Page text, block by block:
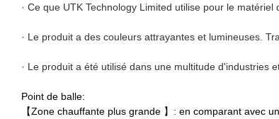
· Ce que UTK Technology Limited utilise pour le
· Le produit a des couleurs attrayantes et lumineuses.
· Le produit a été utilisé dans une multitude d'industries
Point de balle:
【Zone chauffante plus grande 】: en comparant avec